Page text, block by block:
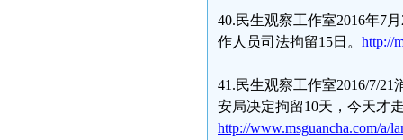
40.民生观察工作室2016年7
作人员司法拘留15日。 http://
41.民生观察工作室2016/7/
安局决定拘留10天，今天才
http://www.msguancha.com/a/